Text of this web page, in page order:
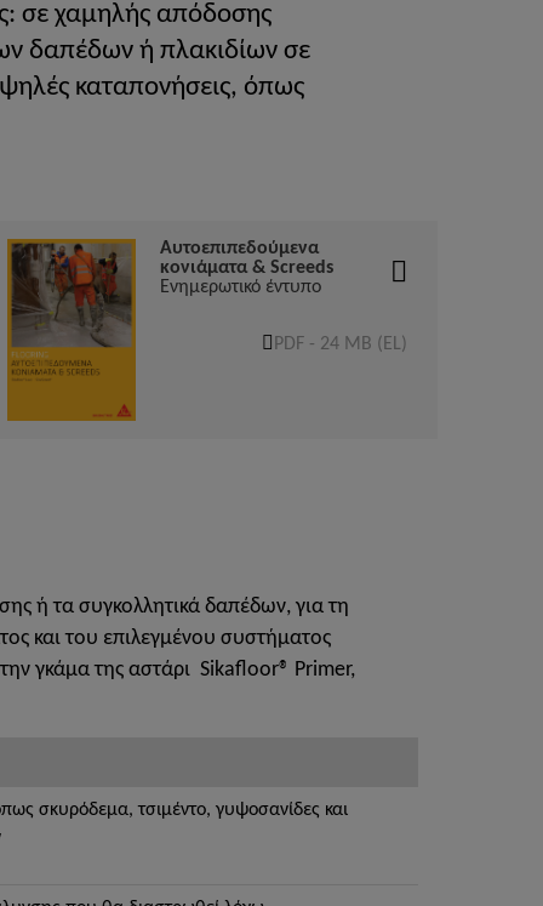
σε χαμηλής απόδοσης
δαπέδων ή πλακιδίων σε
καταπονήσεις, όπως
Αυτοεπιπεδούμενα
κονιάματα & Screeds
Ενημερωτικό έντυπο
PDF - 24 MB (EL)
ή τα συγκολλητικά δαπέδων, για τη
και του επιλεγμένου συστήματος
γκάμα της αστάρι Sikafloor® Primer,
σκυρόδεμα, τσιμέντο, γυψοσανίδες και